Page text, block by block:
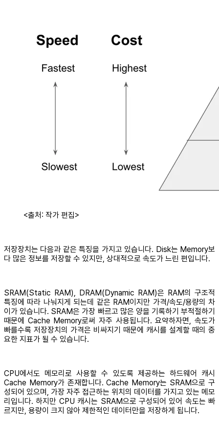
<출처: 작가 편집>
저장장치는 다음과 같은 특징을 가지고 있습니다. Disk는 Memory보
다 많은 정보를 저장할 수 있지만, 상대적으로 속도가 느린 편입니다.
SRAM(Static RAM), DRAM(Dynamic RAM)은 RAM의 구조적
특징에 따라 나눠지게 되는데 같은 RAM이지만 가격/속도/용량의 차
이가 있습니다. SRAM은 가장 빠르고 많은 양을 기록하기 부적절하기
때문에 Cache Memory로써 자주 사용됩니다. 요약하자면, 속도가
빠를수록 저장장치의 가격은 비싸지기 때문에 캐시를 설계할 때의 중
요한 지표가 될 수 있습니다.
CPU에서도 메모리로 사용할 수 있도록 제공하는 하드웨어 캐시
Cache Memory가 존재합니다. Cache Memory는 SRAM으로 구
성되어 있으며, 가장 자주 접근하는 위치의 데이터를 가지고 있는 메모
리입니다. 하지만 CPU 캐시는 SRAM으로 구성되어 있어 속도는 빠
르지만, 용량이 크지 않아 제한적인 데이터만을 저장하게 됩니다.